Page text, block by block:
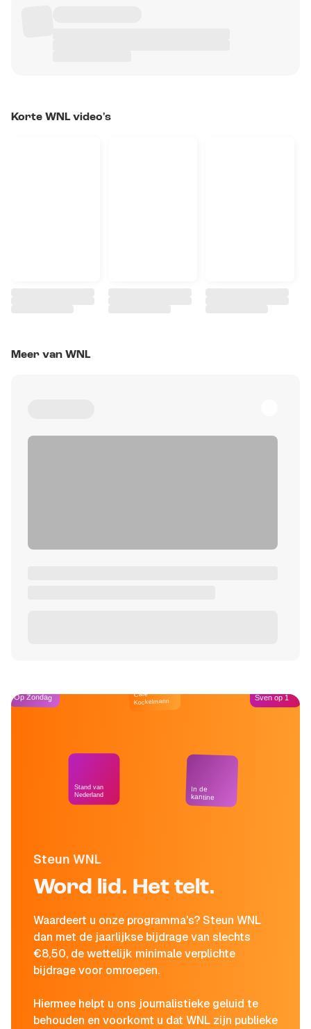
Korte WNL video's
Meer van WNL
Steun WNL
Word lid. Het telt.
Waardeert u onze programma's? Steun WNL
dan met de jaarlijkse bijdrage van slechts
€8,50, de wettelijk minimale verplichte
bijdrage voor omroepen.
Hiermee helpt u ons journalistieke geluid te
behouden en voorkomt u dat WNL zijn publieke
Op Zondag
Stand van
Nederland
Café
Kockelmann
In de
kantine
Sven op 1